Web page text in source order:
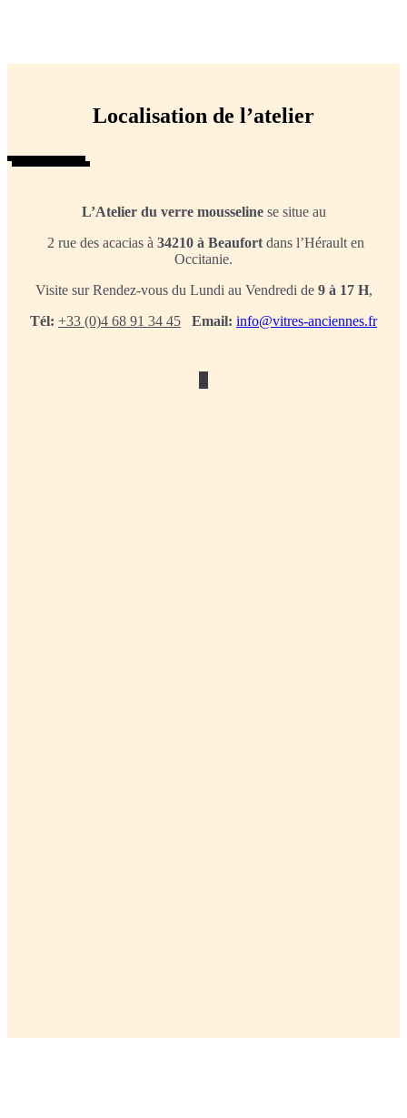
Localisation de l’atelier
L’Atelier du verre mousseline se situe au
2 rue des acacias à 34210 à Beaufortdans l’Hérault en
Occitanie.
Visite sur Rendez-vous du Lundi au Vendredi de9 à 17 H,
Tél: +33 (0)4 68 91 34 45 Email: info@vitres-anciennes.fr